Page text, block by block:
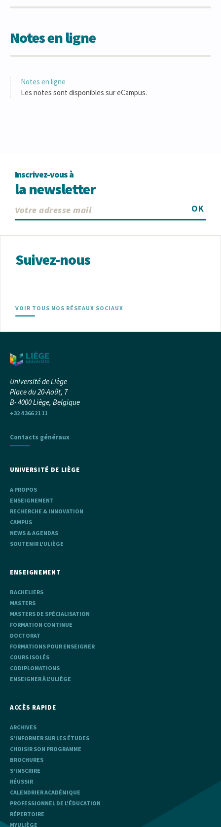
Notes en ligne
Notes en ligne
Les notes sont disponibles sur eCampus.
Inscrivez-vous à
la newsletter
OK
Suivez-nous
VOIR TOUS NOS RÉSEAUX SOCIAUX
Université de Liège
Place du 20-Août, 7
B- 4000 Liège, Belgique
+32 4 366 21 11
Contacts généraux
UNIVERSITÉ DE LIÈGE
A PROPOS
ENSEIGNEMENT
RECHERCHE & INNOVATION
CAMPUS
NEWS & AGENDAS
SOUTENIR L'ULIÈGE
ENSEIGNEMENT
BACHELIERS
MASTERS
MASTERS DE SPÉCIALISATION
FORMATION CONTINUE
DOCTORAT
FORMATIONS POUR ENSEIGNER
COURS ISOLÉS
CODIPLOMATIONS
ENSEIGNER À L'ULIÈGE
ACCÈS RAPIDE
ARCHIVES
S'INFORMER SUR LES ÉTUDES
CHOISIR SON PROGRAMME
BROCHURES
S'INSCRIRE
RÉUSSIR
CALENDRIER ACADÉMIQUE
PROFESSIONNEL DE L'ÉDUCATION
RÉPERTOIRE
MYULIÈGE